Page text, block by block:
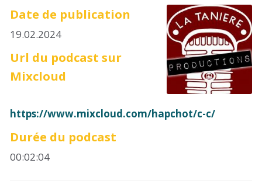
Date de publication
19.02.2024
Url du podcast sur
Mixcloud
https://www.mixcloud.com/hapchot/c-c/
Durée du podcast
00:02:04